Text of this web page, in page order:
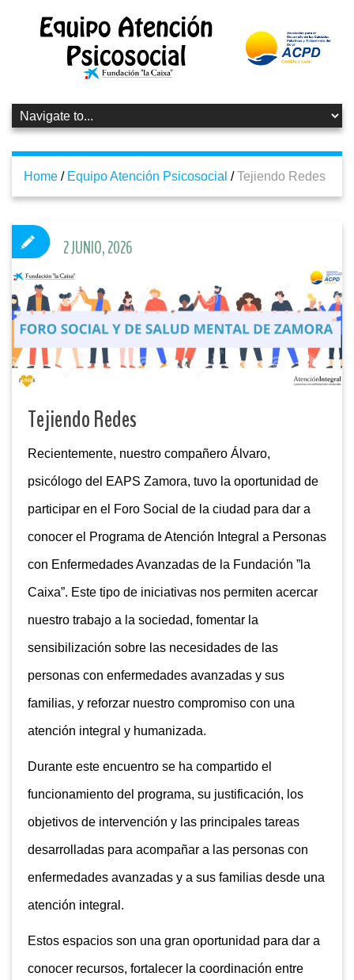
Home / Equipo Atención Psicosocial / Tejiendo Redes
Tejiendo Redes
Recientemente, nuestro compañero Álvaro,
psicólogo del EAPS Zamora, tuvo la oportunidad de
participar en el Foro Social de la ciudad para dar a
conocer el Programa de Atención Integral a Personas
con Enfermedades Avanzadas de la Fundación ”la
Caixa”. Este tipo de iniciativas nos permiten acercar
nuestro trabajo a la sociedad, fomentar la
sensibilización sobre las necesidades de las
personas con enfermedades avanzadas y sus
familias, y reforzar nuestro compromiso con una
atención integral y humanizada.
Durante este encuentro se ha compartido el
funcionamiento del programa, su justificación, los
objetivos de intervención y las principales tareas
desarrolladas para acompañar a las personas con
enfermedades avanzadas y a sus familias desde una
atención integral.
Estos espacios son una gran oportunidad para dar a
conocer recursos, fortalecer la coordinación entre
2 JUNIO, 2026